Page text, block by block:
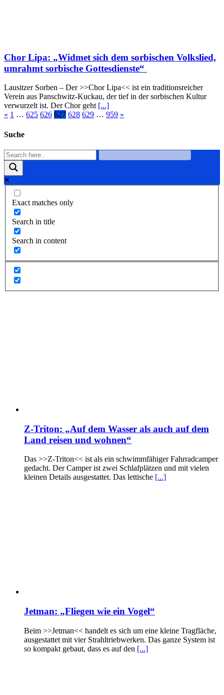
Chor Lipa: „Widmet sich dem sorbischen Volkslied,
umrahmt sorbische Gottesdienste“
Lausitzer Sorben – Der >>Chor Lipa<< ist ein traditionsreicher
Verein aus Panschwitz-Kuckau, der tief in der sorbischen Kultur
verwurzelt ist. Der Chor geht [...]
« 1 … 625 626 627 628 629 … 959 »
Suche
Exact matches only
Search in title
Search in content
Z-Triton: „Auf dem Wasser als auch auf dem
Land reisen und wohnen“
Das >>Z-Triton<< ist als ein schwimmfähiger Fahrradcamper
gedacht. Der Camper ist zwei Schlafplätzen und mit vielen
kleinen Details ausgestattet. Das lettische [...]
Jetman: „Fliegen wie ein Vogel“
Beim >>Jetman<< handelt es sich um eine kleine Tragfläche,
ausgestattet mit vier Strahltriebwerken. Das ganze System ist
so kompakt gebaut, dass es auf den [...]